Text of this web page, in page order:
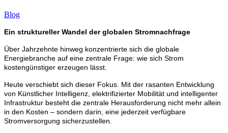
Blog
Ein struktureller Wandel der globalen Stromnachfrage
Über Jahrzehnte hinweg konzentrierte sich die globale
Energiebranche auf eine zentrale Frage: wie sich Strom
kostengünstiger erzeugen lässt.
Heute verschiebt sich dieser Fokus. Mit der rasanten Entwicklung
von Künstlicher Intelligenz, elektrifizierter Mobilität und intelligenter
Infrastruktur besteht die zentrale Herausforderung nicht mehr allein
in den Kosten – sondern darin, eine jederzeit verfügbare
Stromversorgung sicherzustellen.